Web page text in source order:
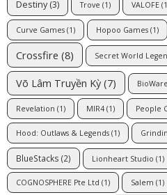
Destiny(3) Trove (1) VALOFE
Curve Games (1) Hopoo Games (1)
Crossfire (8) Secret World
Võ Lâm Truyền Kỳ (7)
Revelation (1) MIR4 (1) People
Hood: Outlaws & Legends (1)
BlueStacks (2) Lionheart Studio (1)
COGNOSPHERE Pte Ltd (1) Salem (1)